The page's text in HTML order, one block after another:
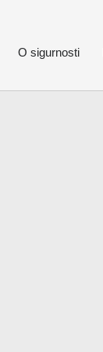
O sigurnosti